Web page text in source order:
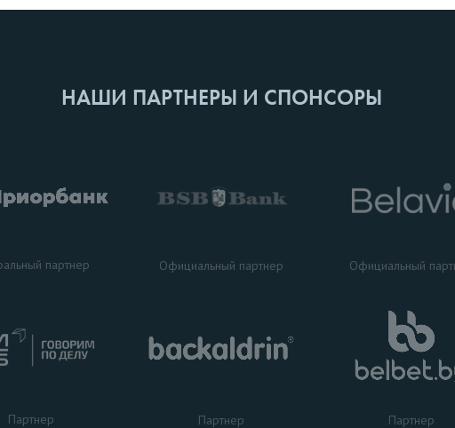
НАШИ ПАРТНЕРЫ И СПОНСОРЫ
партнер Официальный партнер Официальный
Партнер Партнер Партнер